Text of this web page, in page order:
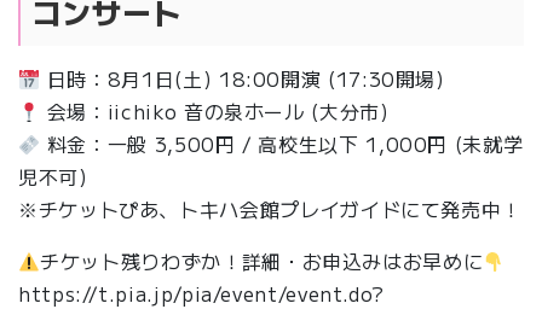
コンサート
日時：8月1日(土) 18:00開演 (17:30開場)
会場：iichiko 音の泉ホール (大分市)
料金：一般 3,500円 / 高校生以下 1,000円 (未就学
児不可)
※チケットぴあ、トキハ会館プレイガイドにて発売中！
チケット残りわずか！詳細・お申込みはお早めに
https://t.pia.jp/pia/event/event.do?